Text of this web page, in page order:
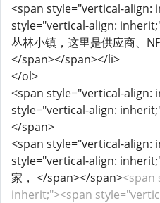
<span style="vertical-align:
style="vertical-align:
丛林小镇，这里是供应商、
</span></span></li>
</ol>
<span style="vertical-align:
style="vertical-align:
</span>
<span style="vertical-align:
style="vertical-align:
家， </span></span><span
inherit;"><span